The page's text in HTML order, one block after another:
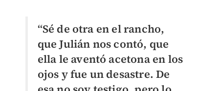
“Sé de otra en el rancho,
que Julián nos contó, que
ella le aventó acetona en los
ojos y fue un desastre. De